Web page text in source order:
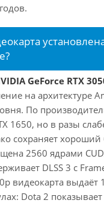
GeForce RTX
на архитектуре
По
1650, но в разы
сохраняет
2560 ядрами
DLSS 3 с
видеокарта выдаёт
Dota 2